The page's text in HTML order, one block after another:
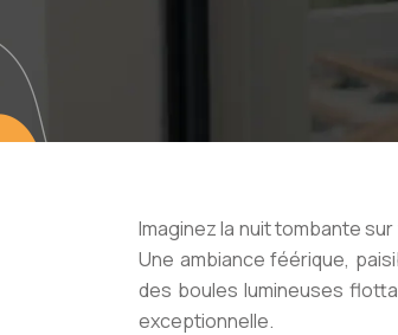
Imaginez la nuit tombante
Une ambiance féérique,
des boules lumineuses
exceptionnelle.